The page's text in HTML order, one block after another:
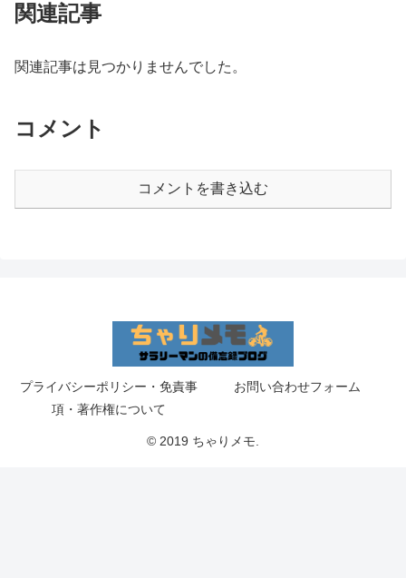
関連記事
関連記事は見つかりませんでした。
コメント
コメントを書き込む
プライバシーポリシー・免責事
項・著作権について
お問い合わせフォーム
© 2019 ちゃりメモ.